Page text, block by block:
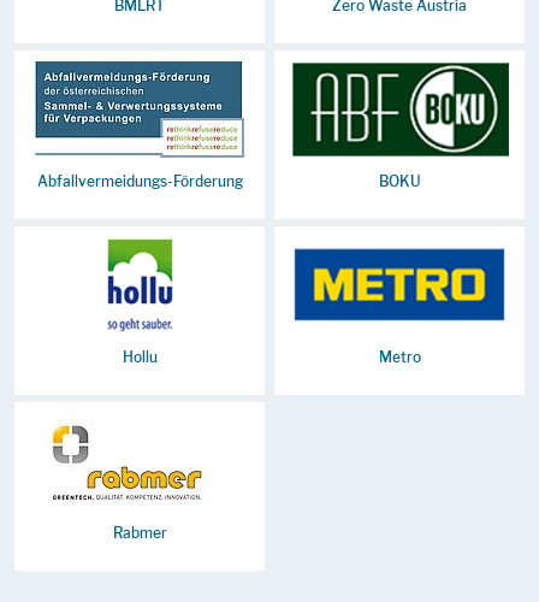
BMLRT Zero Waste Austria
Abfallvermeidungs-Förderung BOKU
Hollu Metro
Rabmer